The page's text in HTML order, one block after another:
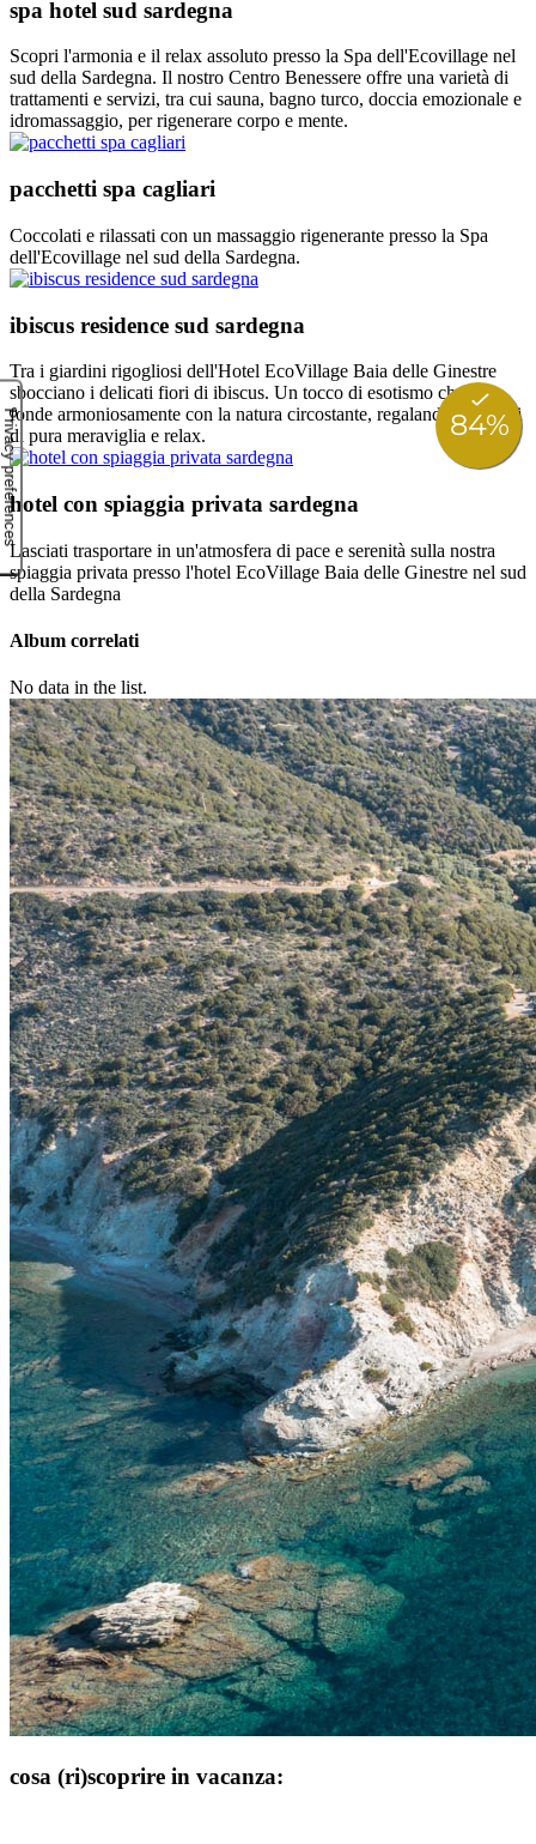
spa hotel sud sardegna
Scopri l'armonia e il relax assoluto presso la Spa dell'Ecovillage nel
sud della Sardegna. Il nostro Centro Benessere offre una varietà di
trattamenti e servizi, tra cui sauna, bagno turco, doccia emozionale e
idromassaggio, per rigenerare corpo e mente.
pacchetti spa cagliari
Coccolati e rilassati con un massaggio rigenerante presso la Spa
dell'Ecovillage nel sud della Sardegna.
ibiscus residence sud sardegna
Tra i giardini rigogliosi dell'Hotel EcoVillage Baia delle Ginestre
sbocciano i delicati fiori di ibiscus. Un tocco di esotismo che si
fonde armoniosamente con la natura circostante, regalando momenti
di pura meraviglia e relax.
hotel con spiaggia privata sardegna
Lasciati trasportare in un'atmosfera di pace e serenità sulla nostra
spiaggia privata presso l'hotel EcoVillage Baia delle Ginestre nel sud
della Sardegna
Album correlati
No data in the list.
cosa (ri)scoprire in vacanza: